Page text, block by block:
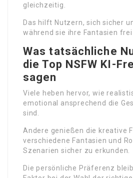
gleichzeitig.
Das hilft Nutzern, sich sicher
während sie ihre Fantasien frei
Was tatsächliche
die Top NSFW KI-
sagen
Viele heben hervor, wie
emotional ansprechend die
sind.
Andere genießen die kreative
verschiedene Fantasien und
Szenarien sicher zu erkunden.
Die persönliche Präferenz